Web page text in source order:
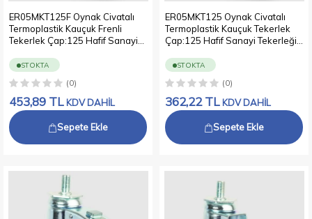
ER05MKT125F Oynak Civatalı
Termoplastik Kauçuk Frenli
Tekerlek Çap:125 Hafif Sanayi
Burçlu Polipropilen Üzeri
Termoplastik Kauçuk Kaplı Gri
Teker
STOKTA
(0)
453,89 TL KDV DAHİL
Sepete Ekle
ER05MKT125 Oynak Civatalı
Termoplastik Kauçuk Tekerlek
Çap:125 Hafif Sanayi Tekerleği
Polipropilen Üzeri Termoplastik
Kauçuk Kaplı Gri Teker
STOKTA
(0)
362,22TL KDV DAHİL
Sepete Ekle